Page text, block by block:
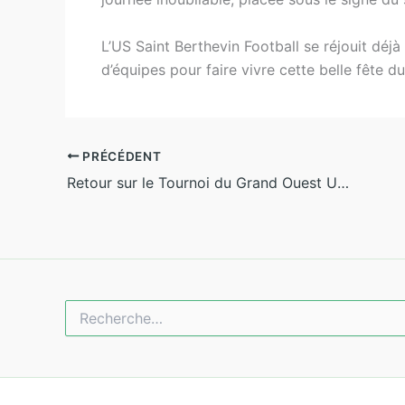
L’US Saint Berthevin Football se réjouit
d’équipes pour faire vivre cette belle fête
PRÉCÉDENT
Retour sur le Tournoi du Grand Ouest Unixo 2024 : Un Succès Retentissant !
Rechercher :